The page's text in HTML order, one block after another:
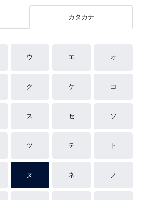
カタカナ
ウ エ オ
ク ケ コ
ス セ ソ
ツ テ ト
ヌ ネ ノ